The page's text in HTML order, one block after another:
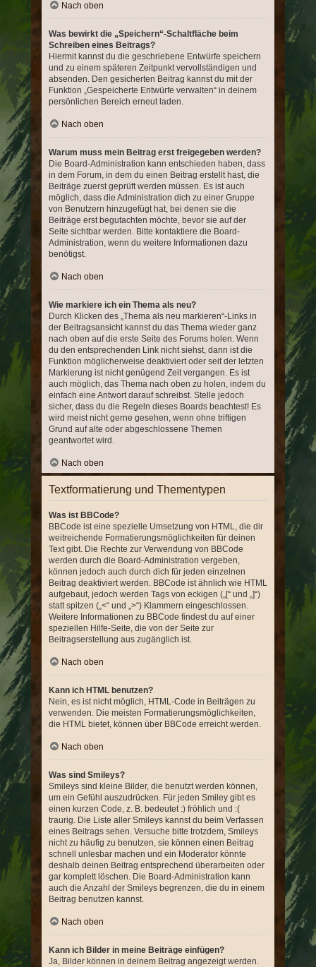
Nach oben
Was bewirkt die „Speichern“-Schaltfläche beim
Schreiben eines Beitrags?
Hiermit kannst du die geschriebene Entwürfe speichern
und zu einem späteren Zeitpunkt vervollständigen und
absenden. Den gesicherten Beitrag kannst du mit der
Funktion „Gespeicherte Entwürfe verwalten“ in deinem
persönlichen Bereich erneut laden.
Nach oben
Warum muss mein Beitrag erst freigegeben werden?
Die Board-Administration kann entschieden haben, dass
in dem Forum, in dem du einen Beitrag erstellt hast, die
Beiträge zuerst geprüft werden müssen. Es ist auch
möglich, dass die Administration dich zu einer Gruppe
von Benutzern hinzugefügt hat, bei denen sie die
Beiträge erst begutachten möchte, bevor sie auf der
Seite sichtbar werden. Bitte kontaktiere die Board-
Administration, wenn du weitere Informationen dazu
benötigst.
Nach oben
Wie markiere ich ein Thema als neu?
Durch Klicken des „Thema als neu markieren“-Links in
der Beitragsansicht kannst du das Thema wieder ganz
nach oben auf die erste Seite des Forums holen. Wenn
du den entsprechenden Link nicht siehst, dann ist die
Funktion möglicherweise deaktiviert oder seit der letzten
Markierung ist nicht genügend Zeit vergangen. Es ist
auch möglich, das Thema nach oben zu holen, indem du
einfach eine Antwort darauf schreibst. Stelle jedoch
sicher, dass du die Regeln dieses Boards beachtest! Es
wird meist nicht gerne gesehen, wenn ohne triftigen
Grund auf alte oder abgeschlossene Themen
geantwortet wird.
Nach oben
Textformatierung und Thementypen
Was ist BBCode?
BBCode ist eine spezielle Umsetzung von HTML, die dir
weitreichende Formatierungsmöglichkeiten für deinen
Text gibt. Die Rechte zur Verwendung von BBCode
werden durch die Board-Administration vergeben,
können jedoch auch durch dich für jeden einzelnen
Beitrag deaktiviert werden. BBCode ist ähnlich wie HTML
aufgebaut, jedoch werden Tags von eckigen („[“ und „]“)
statt spitzen („<“ und „>“) Klammern eingeschlossen.
Weitere Informationen zu BBCode findest du auf einer
speziellen Hilfe-Seite, die von der Seite zur
Beitragserstellung aus zugänglich ist.
Nach oben
Kann ich HTML benutzen?
Nein, es ist nicht möglich, HTML-Code in Beiträgen zu
verwenden. Die meisten Formatierungsmöglichkeiten,
die HTML bietet, können über BBCode erreicht werden.
Nach oben
Was sind Smileys?
Smileys sind kleine Bilder, die benutzt werden können,
um ein Gefühl auszudrücken. Für jeden Smiley gibt es
einen kurzen Code, z. B. bedeutet :) fröhlich und :(
traurig. Die Liste aller Smileys kannst du beim Verfassen
eines Beitrags sehen. Versuche bitte trotzdem, Smileys
nicht zu häufig zu benutzen, sie können einen Beitrag
schnell unlesbar machen und ein Moderator könnte
deshalb deinen Beitrag entsprechend überarbeiten oder
gar komplett löschen. Die Board-Administration kann
auch die Anzahl der Smileys begrenzen, die du in einem
Beitrag benutzen kannst.
Nach oben
Kann ich Bilder in meine Beiträge einfügen?
Ja, Bilder können in deinem Beitrag angezeigt werden.